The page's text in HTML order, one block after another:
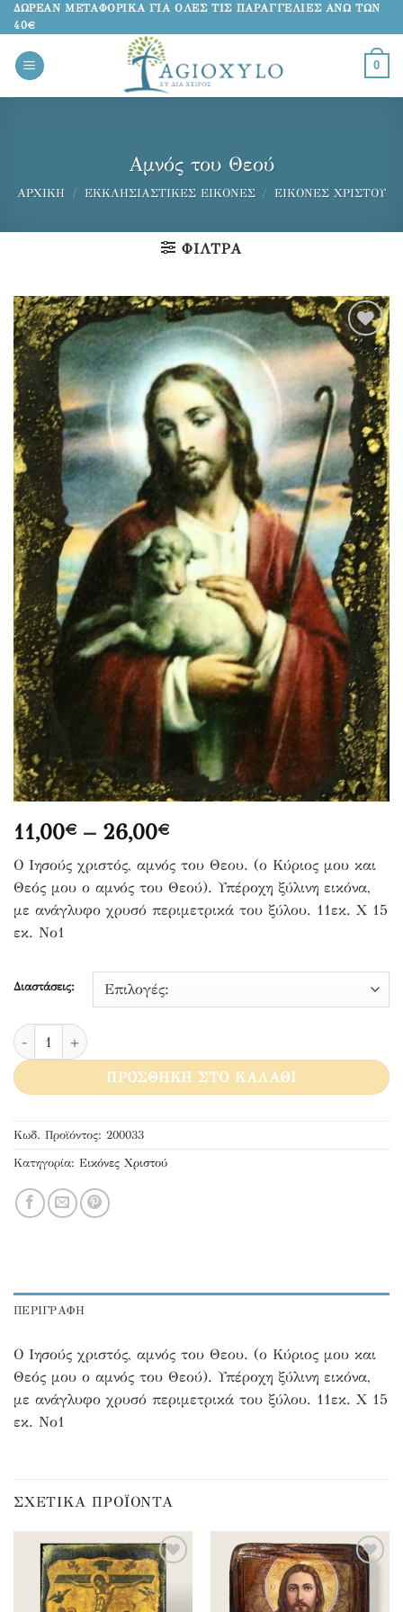
Μετάβαση
στο
περιεχόμενο
ΔΩΡΕΑΝ ΜΕΤΑΦΟΡΙΚΑ ΓΙΑ ΟΛΕΣ ΤΙΣ ΠΑΡΑΓΓΕΛΙΕΣ ΑΝΩ ΤΩΝ
40€
0
Αμνός του Θεού
ΑΡΧΙΚΉ / ΕΚΚΛΗΣΙΑΣΤΙΚΈΣ ΕΙΚΌΝΕΣ / ΕΙΚΌΝΕΣ ΧΡΙΣΤΟΎ
ΦΊΛΤΡΑ
Προσθήκη
στα
αγαπημένα
11,00€ – 26,00€Price
range:
11,00€
through
26,00€
Ο Ιησούς χριστός, αμνός του Θεου. (ο Κύριος μου και
Θεός μου ο αμνός του Θεού). Υπέροχη ξύλινη εικόνα,
με ανάγλυφο χρυσό περιμετρικά του ξύλου. 11εκ. Χ 15
εκ. Νο1
Διαστάσεις:
Αμνός του Θεού ποσότητα
ΠΡΟΣΘΉΚΗ ΣΤΟ ΚΑΛΆΘΙ
Κωδ. Προϊόντος: 200033
Κατηγορία: Εικόνες Χριστού
ΠΕΡΙΓΡΑΦΉ
Ο Ιησούς χριστός, αμνός του Θεου. (ο Κύριος μου και
Θεός μου ο αμνός του Θεού). Υπέροχη ξύλινη εικόνα,
με ανάγλυφο χρυσό περιμετρικά του ξύλου. 11εκ. Χ 15
εκ. Νο1
ΣΧΕΤΙΚΆ ΠΡΟΪΌΝΤΑ
Προσθήκη
στα
αγαπημένα
Προσθήκη
στα
αγαπημένα